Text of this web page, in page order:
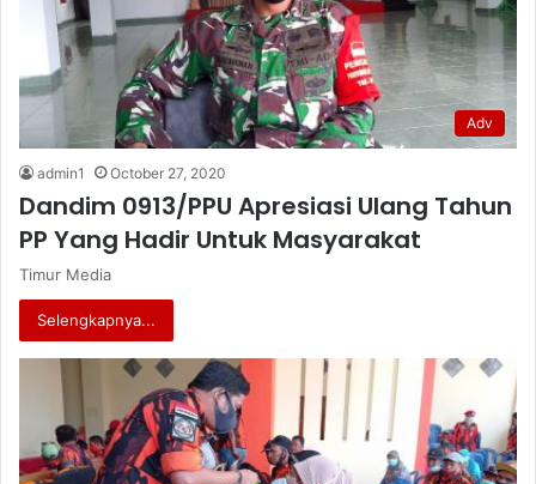
Adv
admin1 October 27, 2020
Dandim 0913/PPU Apresiasi Ulang Tahun
PP Yang Hadir Untuk Masyarakat
Timur Media
Selengkapnya...